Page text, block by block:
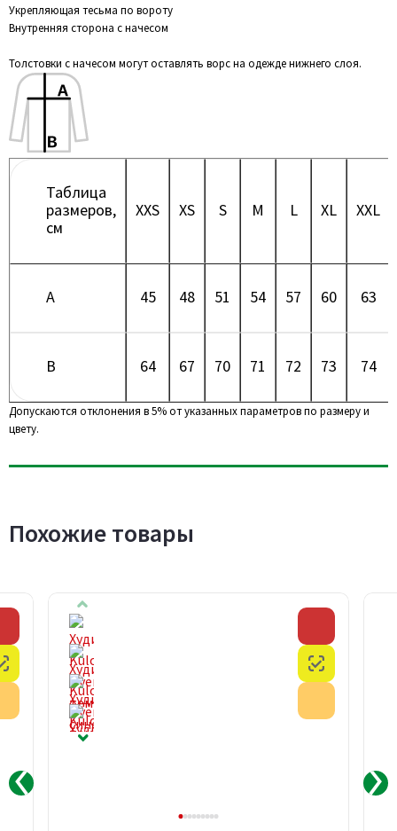
Укрепляющая тесьма по вороту
Внутренняя сторона с начесом
Толстовки с начесом могут оставлять ворс на одежде нижнего слоя.
Таблица
размеров,
см
XXS XS S M L XL XXL
A 45 48 51 54 57 60 63
B 64 67 70 71 72 73 74
Допускаются отклонения в 5% от указанных параметров по размеру и
цвету.
Похожие товары
Честный знак